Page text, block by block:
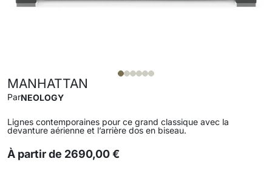
MANHATTAN
ParNEOLOGY
Lignes contemporaines pour ce grand classique avec la
devanture aérienne et l’arrière dos en biseau.
À partir de 2690,00€